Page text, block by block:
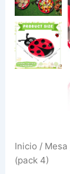
Inicio / Mesa
(pack 4)